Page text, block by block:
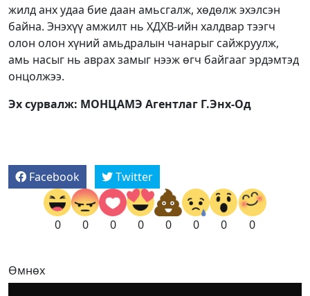
жилд анх удаа бие даан амьсгалж, хөдөлж эхэлсэн
байна. Энэхүү амжилт нь ХДХВ-ийн халдвар тээгч
олон олон хүний амьдралын чанарыг сайжруулж,
амь насыг нь аврах замыг нээж өгч байгааг эрдэмтэд
онцолжээ.
Эх сурвалж: МОНЦАМЭ Агентлаг Г.Энх-Од
Facebook Twitter
0 0 0 0 0 0 0 0
Өмнөх